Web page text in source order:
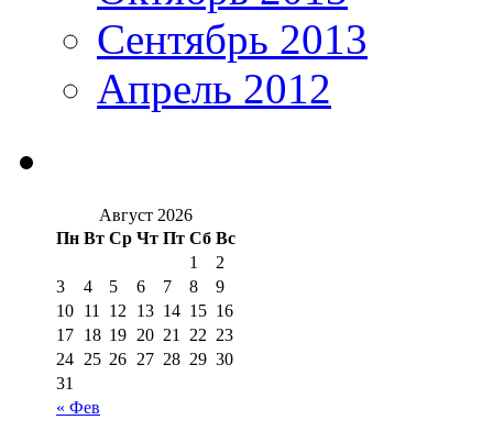
Сентябрь 2013
Апрель 2012
Август 2026
Пн Вт Ср Чт Пт Сб Вс
« Фев
1
2
3
4 5 6 7 8
9
10 11 12 13 14 15 16
17 18 19 20 21 22 23
24 25 26 27 28 29 30
31